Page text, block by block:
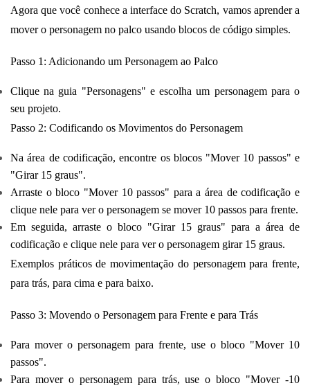
Agora que você conhece a interface do Scratch, vamos aprender a
mover o personagem no palco usando blocos de código simples.
Passo 1: Adicionando um Personagem ao Palco
Clique na guia "Personagens" e escolha um personagem para o
seu projeto.
Passo 2: Codificando os Movimentos do Personagem
Na área de codificação, encontre os blocos "Mover 10 passos" e
"Girar 15 graus".
Arraste o bloco "Mover 10 passos" para a área de codificação e
clique nele para ver o personagem se mover 10 passos para frente.
Em seguida, arraste o bloco "Girar 15 graus" para a área de
codificação e clique nele para ver o personagem girar 15 graus.
Exemplos práticos de movimentação do personagem para frente,
para trás, para cima e para baixo.
Passo 3: Movendo o Personagem para Frente e para Trás
Para mover o personagem para frente, use o bloco "Mover 10
passos".
Para mover o personagem para trás, use o bloco "Mover -10